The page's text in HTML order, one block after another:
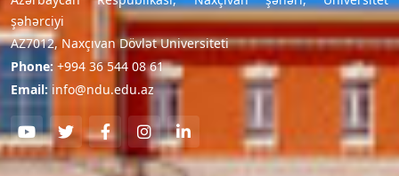
şəhərciyi
AZ7012, Naxçıvan Dövlət Universiteti
Phone: +994 36 544 08 61
Email: info@ndu.edu.az